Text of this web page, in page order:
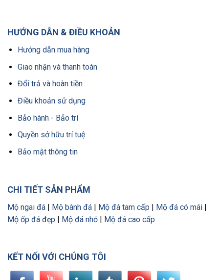
HƯỚNG DẪN & ĐIỀU KHOẢN
Hướng dẫn mua hàng
Giao nhận và thanh toán
Đổi trả và hoàn tiền
Điều khoản sử dụng
Bảo hành - Bảo trì
Quyền sở hữu trí tuệ
Bảo mật thông tin
CHI TIẾT SẢN PHẨM
Mộ ngai đá | Mộ bành đá | Mộ đá tam cấp | Mộ đá có mái |
Mộ ốp đá đẹp | Mộ đá nhỏ | Mộ đá cao cấp
KẾT NỐI VỚI CHÚNG TÔI